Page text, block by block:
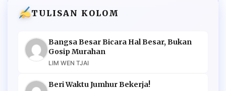
TULISAN KOLOM
Bangsa Besar Bicara Hal Besar, Bukan
Gosip Murahan
LIM WEN TJAI
Beri Waktu Jumhur Bekerja!